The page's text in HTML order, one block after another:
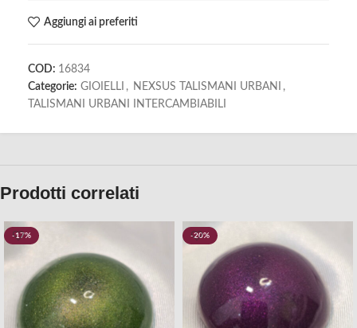
Aggiungi ai preferiti
COD: 16834
Categorie: GIOIELLI , NEXSUS TALISMANI URBANI
,
TALISMANI URBANI INTERCAMBIABILI
Prodotti correlati
-17% -20%